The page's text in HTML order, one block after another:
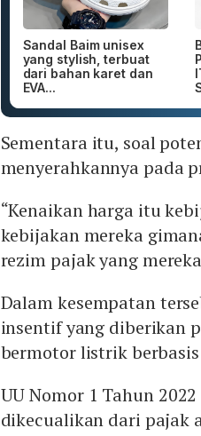
Sandal Baim unisex
yang stylish, terbuat
dari bahan karet dan
EVA...
Sementara itu, soal
menyerahkannya pada
“Kenaikan harga itu
kebijakan mereka
rezim pajak yang
Dalam kesempatan
insentif yang diberikan
bermotor listrik berbasis
UU Nomor 1 Tahun
dikecualikan dari pajak